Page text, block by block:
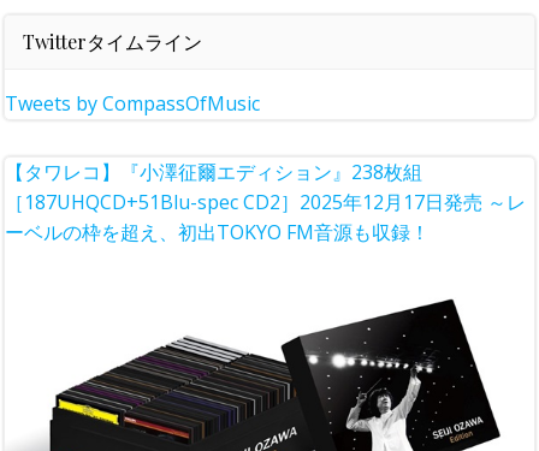
Twitterタイムライン
Tweets by CompassOfMusic
【タワレコ】『小澤征爾エディション』238枚組
［187UHQCD+51Blu-spec CD2］2025年12月17日発売 ～レ
ーベルの枠を超え、初出TOKYO FM音源も収録！